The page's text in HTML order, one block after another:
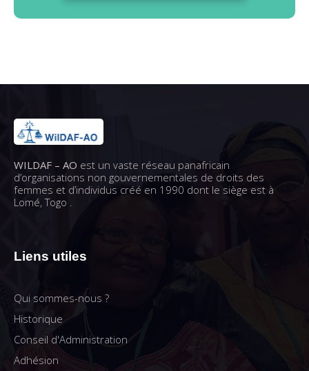
WILDAF – AO est un vaste réseau panafricain
d’organisations non gouvernementales de droits des
femmes et d’individus créé en 1990 dont le siège est à
Lomé, Togo .
Liens utiles
Qui sommes-nous ?
Historique
Conseil d'Administration
Adhésion